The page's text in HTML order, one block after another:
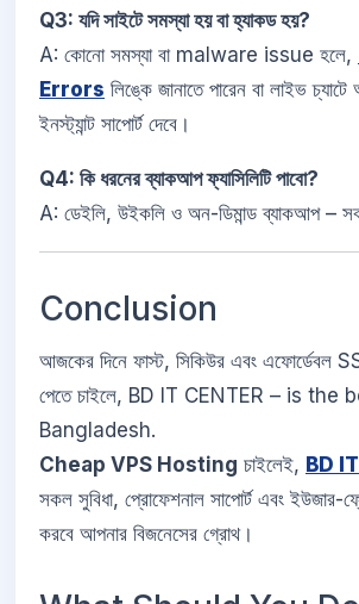
Q3: যদি সাইটে সমস্যা হয় বা হ্যাকড হয়?
A: কোনো সমস্যা বা malware issue হলে,
Errors লিঙ্কে জানাতে পারেন বা লাইভ চ্যাটে
ইনস্ট্যান্ট সাপোর্ট দেবে।
Q4: কি ধরনের ব্যাকআপ ফ্যাসিলিটি পাবো?
A: ডেইলি, উইকলি ও অন-ডিমান্ড ব্যাকআপ –
Conclusion
আজকের দিনে ফাস্ট, সিকিউর এবং
পেতে চাইলে, BD IT CENTER – is
Bangladesh.
Cheap VPS Hosting চাইলেই, BD
সকল সুবিধা, প্রোফেশনাল সাপোর্ট এবং ইউজার-
করবে আপনার বিজনেসের গ্রোথ।